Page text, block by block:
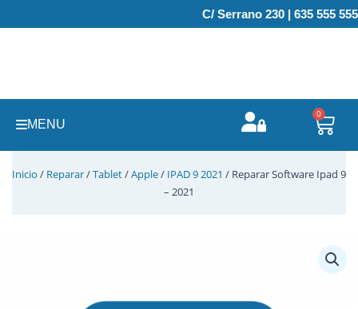
al
C/ Serrano 230 | 635 555 555
MENU
0
Inicio / Reparar/Tablet/Apple/ IPAD 9 2021 / Reparar Software Ipad 9
– 2021